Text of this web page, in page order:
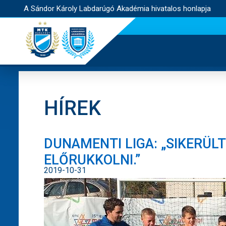
A Sándor Károly Labdarúgó Akadémia hivatalos honlapja
HÍREK
DUNAMENTI LIGA:
ELŐRUKKOLNI.”
2019-10-31